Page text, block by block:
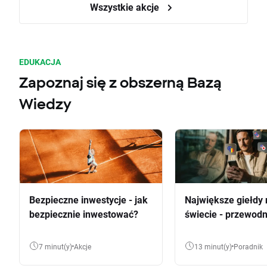
Wszystkie akcje
EDUKACJA
Zapoznaj się z obszerną Bazą
Wiedzy
Bezpieczne inwestycje - jak
bezpiecznie inwestować?
7 minut(y) Akcje
Największe giełdy
świecie -
13 minut(y) Poradnik